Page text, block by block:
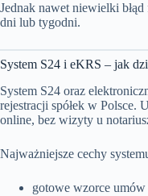
Jednak nawet niewielki
dni lub tygodni.
System S24 i eKRS – jak
System S24 oraz
rejestracji spółek w Polsce.
online, bez wizyty u
Najważniejsze cechy
gotowe wzorce umów